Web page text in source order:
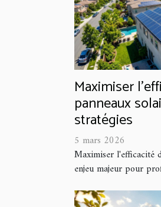
Maximiser
panneaux
stratégies
5 mars 2026
Maximiser l'efficacité
enjeu majeur pour